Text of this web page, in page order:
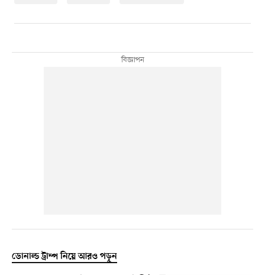
ডোনাল্ড ট্রাম্প নিয়ে আরও পড়ুন